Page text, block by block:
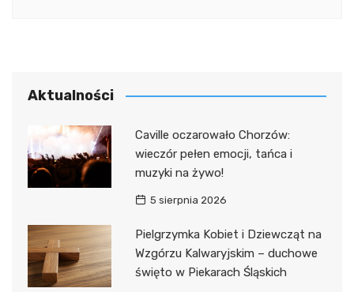
Aktualności
Caville oczarowało Chorzów:
wieczór pełen emocji, tańca i
muzyki na żywo!
5 sierpnia 2026
Pielgrzymka Kobiet i Dziewcząt na
Wzgórzu Kalwaryjskim – duchowe
święto w Piekarach Śląskich